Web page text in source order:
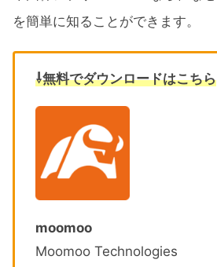
を簡単に知ることができます。
⇩無料でダウンロードはこちら
moomoo
Moomoo Technologies